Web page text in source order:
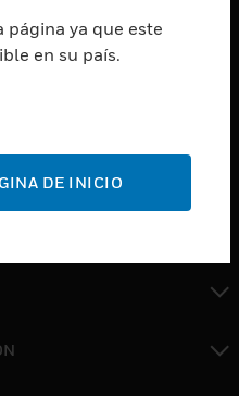
página ya que este
en su país.
DE INICIO